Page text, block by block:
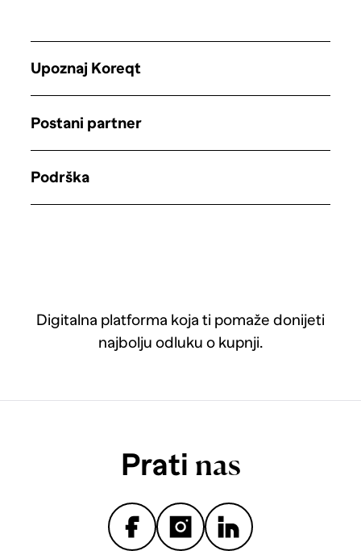
Digitalna platforma koja ti pomaže donijeti
najbolju odluku o kupnji.
Upoznaj Koreqt
Postani partner
Podrška
Prati nas